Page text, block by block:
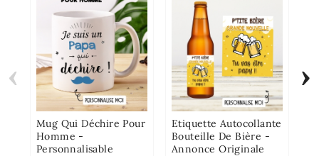
Mug Qui Déchire Pour
Homme -
Personnalisable
Etiquette Autocollante
Bouteille De Bière -
Annonce Originale
‹ ›